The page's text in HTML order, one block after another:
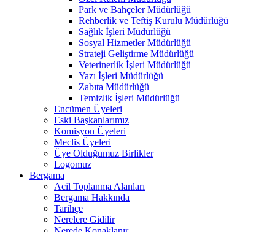
Park ve Bahçeler Müdürlüğü
Rehberlik ve Teftiş Kurulu Müdürlüğü
Sağlık İşleri Müdürlüğü
Sosyal Hizmetler Müdürlüğü
Strateji Geliştirme Müdürlüğü
Veterinerlik İşleri Müdürlüğü
Yazı İşleri Müdürlüğü
Zabıta Müdürlüğü
Temizlik İşleri Müdürlüğü
Encümen Üyeleri
Eski Başkanlarımız
Komisyon Üyeleri
Meclis Üyeleri
Üye Olduğumuz Birlikler
Logomuz
Bergama
Acil Toplanma Alanları
Bergama Hakkında
Tarihçe
Nerelere Gidilir